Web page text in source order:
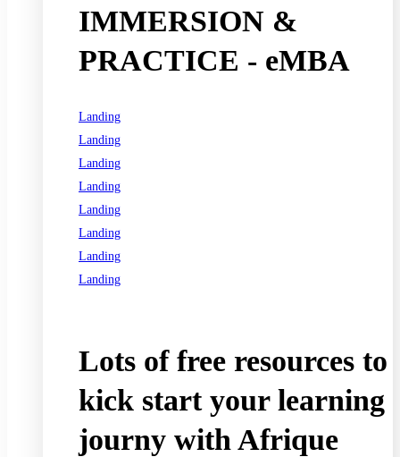
IMMERSION &
PRACTICE - eMBA
Landing
Landing
Landing
Landing
Landing
Landing
Landing
Landing
Lots of free resources to
kick start your learning
journy with Afrique